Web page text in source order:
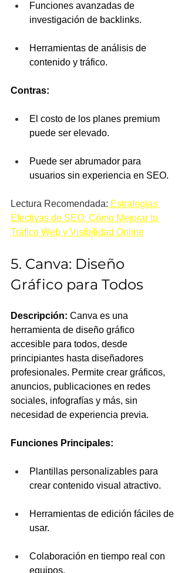
Funciones avanzadas de
investigación de backlinks.
Herramientas de análisis de
contenido y tráfico.
Contras:
El costo de los planes premium
puede ser elevado.
Puede ser abrumador para
usuarios sin experiencia en SEO.
Lectura Recomendada: Estrategias
Efectivas de SEO: Cómo Mejorar tu
Tráfico Web y Visibilidad Online
5. Canva: Diseño
Gráfico para Todos
Descripción: Canva es una
herramienta de diseño gráfico
accesible para todos, desde
principiantes hasta diseñadores
profesionales. Permite crear gráficos,
anuncios, publicaciones en redes
sociales, infografías y más, sin
necesidad de experiencia previa.
Funciones Principales:
Plantillas personalizables para
crear contenido visual atractivo.
Herramientas de edición fáciles de
usar.
Colaboración en tiempo real con
equipos.